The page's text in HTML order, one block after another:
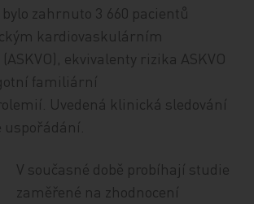
zahrnuto 3 660 pacientů
kardiovaskulárním
ekvivalenty rizika ASKVO
familiární
Uvedená klinická sledování
V současné době probíhají studie
zaměřené na zhodnocení